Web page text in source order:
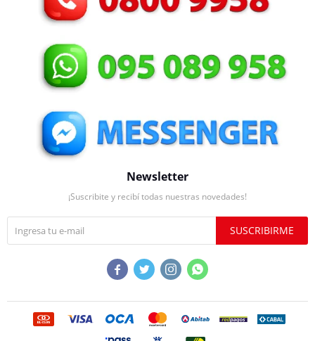
Newsletter
¡Suscribite y recibí todas nuestras novedades!
SUSCRIBIRME
   